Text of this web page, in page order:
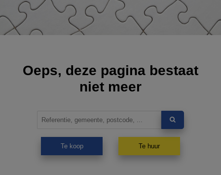
Oeps, deze pagina bestaat
niet meer
Te koop Te huur